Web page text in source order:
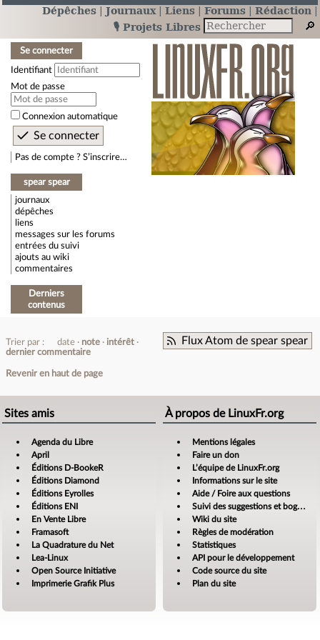
Dépêches Journaux Liens Forums
Rédaction
🎙️ Projets Libres
Se connecter
Identifiant
Mot de passe
Connexion automatique
Pas de compte ? S’inscrire…
spear spear
journaux
dépêches
liens
messages sur les forums
entrées du suivi
ajouts au wiki
commentaires
Derniers
contenus
Flux Atom de spear spear
Trier par : date note
intérêt
dernier commentaire
Revenir en haut de page
Sites amis
Agenda du Libre
April
Éditions D-BookeR
Éditions Diamond
Éditions Eyrolles
Éditions ENI
En Vente Libre
Framasoft
La Quadrature du Net
Lea-Linux
Open Source Initiative
Imprimerie Grafik Plus
À propos de LinuxFr.org
Mentions légales
Faire un don
L’équipe de LinuxFr.org
Informations sur le site
Aide / Foire aux questions
Suivi des suggestions et bogues
Wiki du site
Règles de modération
Statistiques
API pour le développement
Code source du site
Plan du site